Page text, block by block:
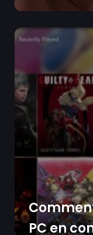
PC en